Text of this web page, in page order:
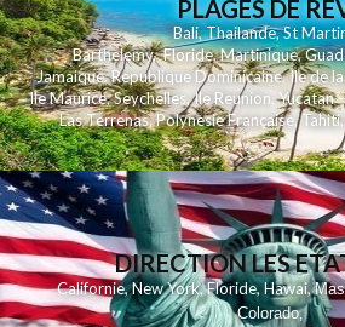
PLAGES DE
Bali,Thailande,St
Barthelemy,Floride,Martinique,
Jamaique,Republique Dominicaine,Ile de
Ile Maurice,Seychelles,Ile Reunion ,Yucatan
Las Terrenas,Polynesie Française,Tahiti
DIRECTION LES
Californie,New York,Floride,Hawai,
Colorado,